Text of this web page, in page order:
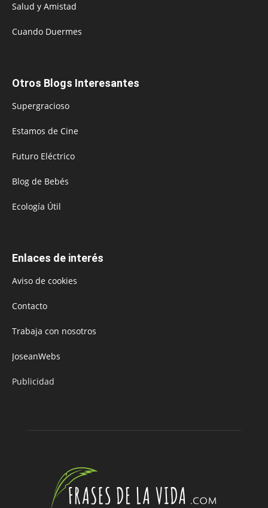
Salud y Amistad
Cuando Duermes
Otros Blogs Interesantes
Supergracioso
Estamos de Cine
Futuro Eléctrico
Blog de Bebés
Ecología Útil
Enlaces de interés
Aviso de cookies
Contacto
Trabaja con nosotros
JoseanWebs
Publicidad